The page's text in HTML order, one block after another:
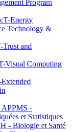
Program
Energy
Technology &
and
Visual Computing
-
et Statistiques
- Biologie et Santé